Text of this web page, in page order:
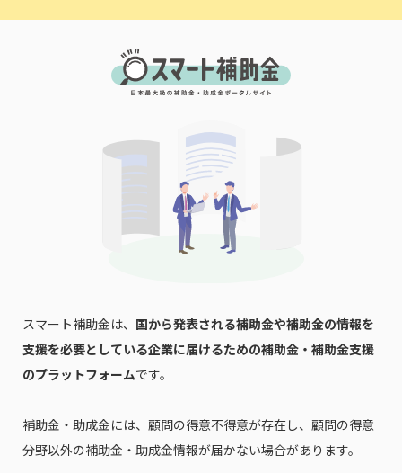
スマート補助金は、 国から発表される補助金や補助金の情報を
支援を必要としている企業に届けるための補助金・補助金支援
のプラットフォームです。
補助金・助成金には、顧問の得意不得意が存在し、顧問の得意
分野以外の補助金・助成金情報が届かない場合があります。